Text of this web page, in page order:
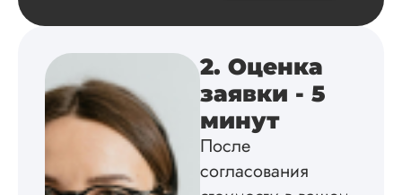
Диссертация
Дата:2025-02-19
оформление.
2. Оценка
заявки - 5
минут
После
согласования